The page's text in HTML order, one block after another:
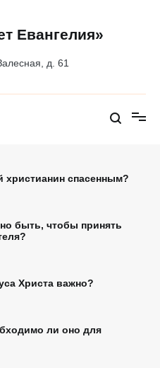
Евангелия»
д. 61
христианин спасенным?
быть, чтобы принять
Христа важно?
ли оно для